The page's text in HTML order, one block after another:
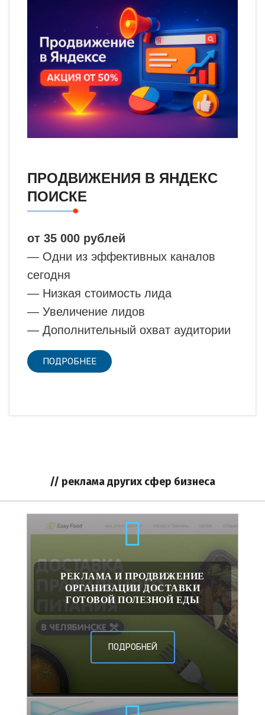
ПРОДВИЖЕНИЯ В ЯНДЕКС
ПОИСКЕ
от 35 000 рублей
— Одни из эффективных каналов
сегодня
— Низкая стоимость лида
— Увеличение лидов
— Дополнительный охват аудитории
ПОДРОБНЕЕ
// реклама других сфер бизнеса
РЕКЛАМА И ПРОДВИЖЕНИЕ
ОРГАНИЗАЦИИ ДОСТАВКИ
ГОТОВОЙ ПОЛЕЗНОЙ ЕДЫ
ПОДРОБНЕЙ